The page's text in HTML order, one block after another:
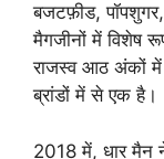
बजटफ़ीड,
मैगजीनों में विशेष
राजस्व आठ अंकों
ब्रांडों में से एक है।
2018 में, धार मैन